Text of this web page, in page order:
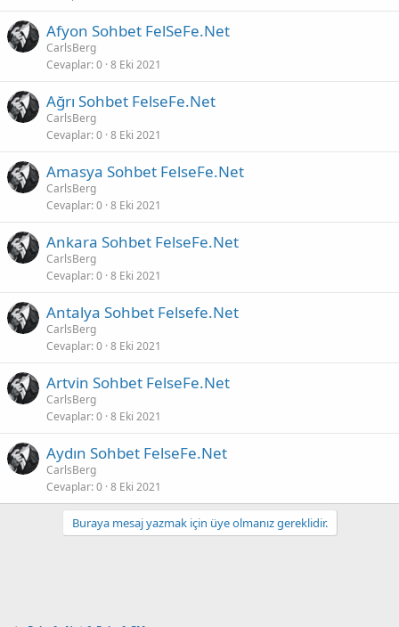
Afyon Sohbet FelSeFe.Net
CarlsBerg
Cevaplar 0 8 Eki 2021
Ağrı Sohbet FelseFe.Net
CarlsBerg
Cevaplar 0 8 Eki 2021
Amasya Sohbet FelseFe.Net
CarlsBerg
Cevaplar 0 8 Eki 2021
Ankara Sohbet FelseFe.Net
CarlsBerg
Cevaplar 0 8 Eki 2021
Antalya Sohbet Felsefe.Net
CarlsBerg
Cevaplar 0 8 Eki 2021
Artvin Sohbet FelseFe.Net
CarlsBerg
Cevaplar 0 8 Eki 2021
Aydın Sohbet FelseFe.Net
CarlsBerg
Cevaplar 0 8 Eki 2021
Buraya mesaj yazmak için üye olmanız gereklidir.